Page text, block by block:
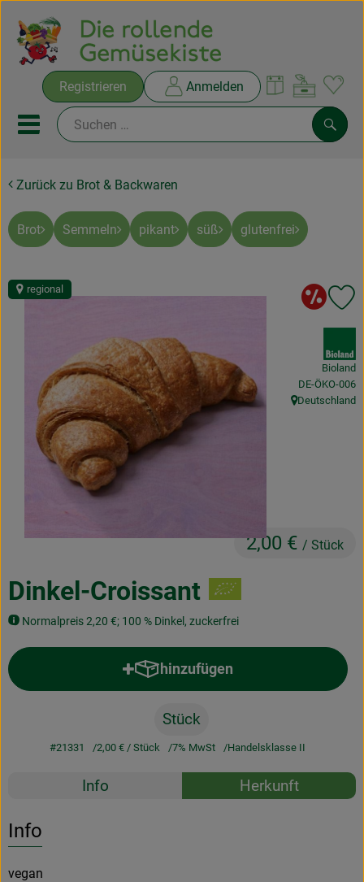
Registrieren Anmelden
Mobiles Menu öffnen oder
Ökokisten
Rezepte
Obst & Gemüse
Frisches
Naturkost
Getränke
Lieferservice
Über uns
Infos
Geschäftskunden
Zurück zu Brot & Backwaren
Brot Semmeln pikant süß glutenfrei
Dinkel-Croissant
Normalpreis 2,20 €; 100 % Dinkel, zuckerfrei
2,00 € / Stück
regional
Bioland
, Kontrollstelle:
DE-ÖKO-006
, Herkunft:
Deutschland
hinzufügen
Produkt zum Warenkorb
Stück
#21331 2,00 €/ Stück 7% MwSt Handelsklasse II
Rezepte
Info Herkunft
Info
vegan